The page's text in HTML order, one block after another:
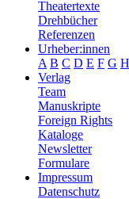
Theatertexte
Drehbücher
Referenzen
Urheber:innen
A B C D E F G H
Verlag
Team
Manuskripte
Foreign Rights
Kataloge
Newsletter
Formulare
Impressum
Datenschutz